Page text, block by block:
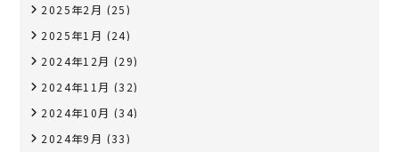
2025年2月 (25)
2025年1月 (24)
2024年12月 (29)
2024年11月 (32)
2024年10月 (34)
2024年9月 (33)